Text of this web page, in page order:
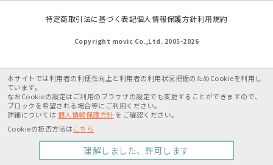
特定商取引法に基づく表記個人情報保護方針利用規約
Copyright movic Co.,Ltd. 2005-2026
本サイトでは利用者の利便性向上と利用者の利用状況把握のためCookieを利用し
ています。
なおCookieの設定はご利用のブラウザの設定でも変更することができますので、
ブロックを希望される場合等にご利用ください。
詳細については 個人情報保護方針 をご確認ください。
Cookieの拒否方法は こちら
理解しました、許可します